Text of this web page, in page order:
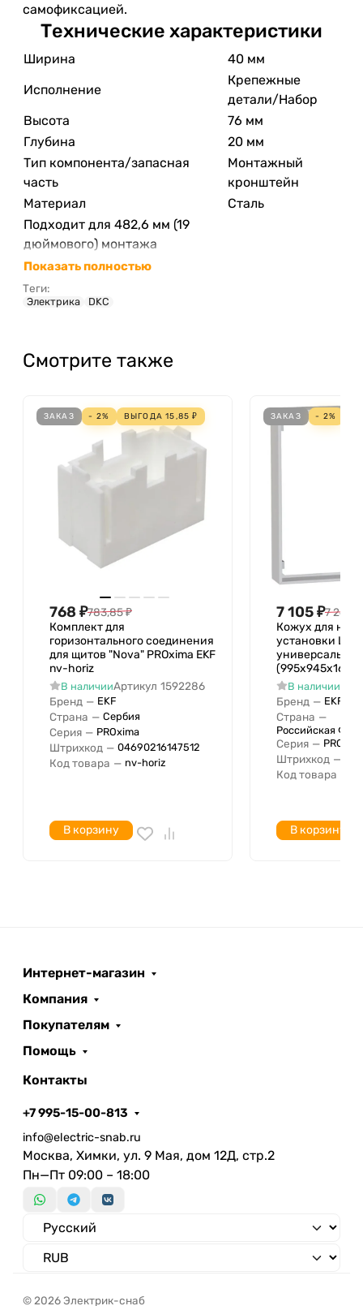
самофиксацией.
Технические характеристики
Ширина
40 мм
Исполнение
Крепежные
детали/Набор
Высота
76 мм
Глубина
20 мм
Тип компонента/запасная
часть
Монтажный
кронштейн
Материал
Сталь
Подходит для 482,6 мм (19
дюймового) монтажа
Показать полностью
Теги:
Электрика DKC
Смотрите также
ЗАКАЗ - 2% ВЫГОДА15,85 ₽
768 ₽783,85₽
Комплект для
горизонтального соединения
для щитов "Nova" PROxima EKF
nv-horiz
В наличииАртикул 1592286
Бренд — EKF
Страна — Сербия
Серия — PROxima
Штрихкод — 04690216147512
Код товара — nv-horiz
В корзину
ЗАКАЗ - 2%
7 105₽7
Кожух для
установки ЩЭ
(995х945х160)
В наличии
Бренд — EKF
Страна —
Российская
Серия —
Штрихкод —
Код товара
В корзину
Интернет-магазин
Компания
Покупателям
Помощь
Контакты
+7 995-15-00-813
info@electric-snab.ru
Москва, Химки, ул. 9 Мая, дом 12Д, стр.2
Пн—Пт 09:00 – 18:00
© 2026 Электрик-снаб